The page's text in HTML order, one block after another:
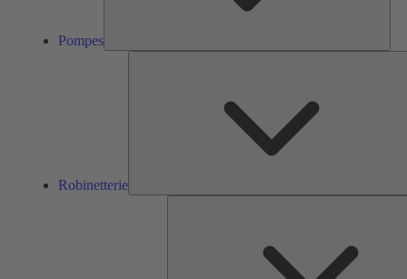
Pompes
Robinetterie